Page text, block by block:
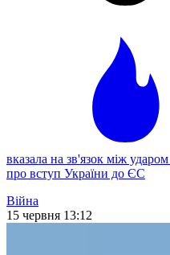
вказала на зв'язок між
про вступ України до ЄС
Війна
15 червня 13:12